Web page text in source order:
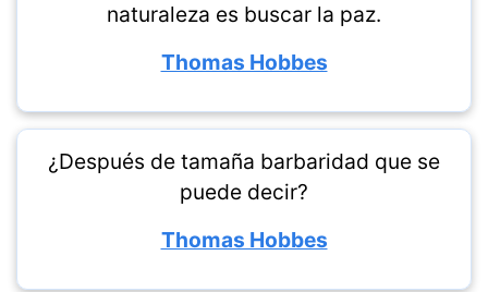
naturaleza es buscar la paz.
Thomas Hobbes
¿Después de tamaña barbaridad que se
puede decir?
Thomas Hobbes